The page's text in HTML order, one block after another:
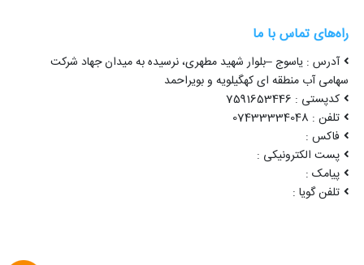
راه‌های تماس با ما
آدرس : یاسوج –بلوار شهید مطهری، نرسیده به میدان جهاد شرکت
سهامی آب منطقه ای کهگیلویه و بویراحمد
کدپستی : 7591653446
تلفن : 07433334048
فاکس :
پست الکترونیکی :
پیامک :
تلفن گویا :